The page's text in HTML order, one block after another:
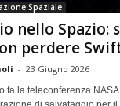
Spaziale
nello Spazio:
perdere
- 23 Giugno 2026
fa la teleconferenza